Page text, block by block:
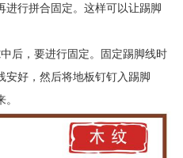
进行拼合固定。这样可以让踢脚
后，要进行固定。固定踢脚线时
安好，然后将地板钉钉入踢脚